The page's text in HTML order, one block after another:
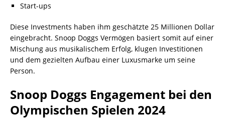
Start-ups
Diese Investments haben ihm geschätzte 25 Millionen Dollar
eingebracht. Snoop Doggs Vermögen basiert somit auf einer
Mischung aus musikalischem Erfolg, klugen Investitionen
und dem gezielten Aufbau einer Luxusmarke um seine
Person.
Snoop Doggs Engagement bei den
Olympischen Spielen 2024